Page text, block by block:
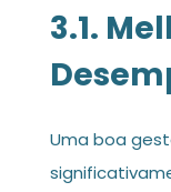
3.1.
Uma boa